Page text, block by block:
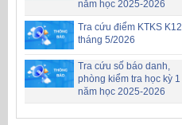
năm học 2025-2026
Tra cứu điểm KTKS K12
tháng 5/2026
Tra cứu số báo danh,
phòng kiểm tra học kỳ 1
năm học 2025-2026